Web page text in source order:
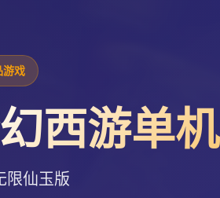
游戏
西游单机
限仙玉版